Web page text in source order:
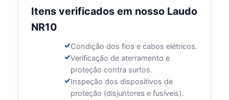
Itens verificados em nosso Laudo
NR10
Condição dos fios e cabos elétricos.
Verificação de aterramento e
proteção contra surtos.
Inspeção dos dispositivos de
proteção (disjuntores e fusíveis).